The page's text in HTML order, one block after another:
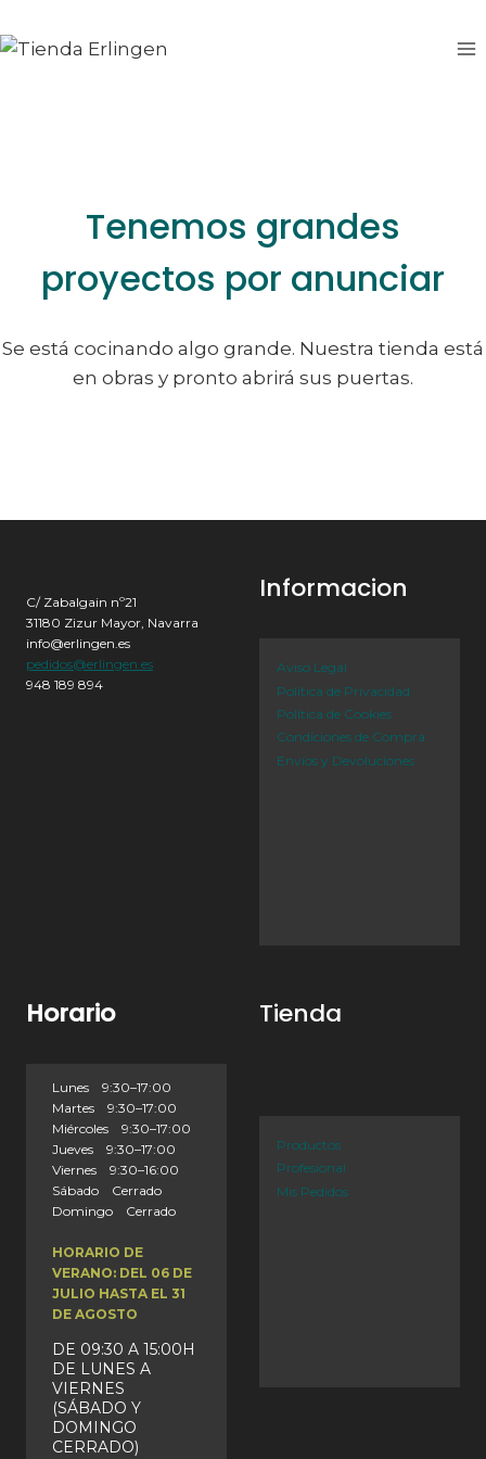
al
al
Tenemos grandes
proyectos por anunciar
Se está cocinando algo grande. Nuestra tienda está
en obras y pronto abrirá sus puertas.
C/ Zabalgain nº21
31180 Zizur Mayor, Navarra
info@erlingen.es
pedidos@erlingen.es
948 189 894
Informacion
Aviso Legal
Política de Privacidad
Política de Cookies
Condiciones de Compra
Envíos y Devoluciones
Horario
Lunes 9:30–17:00
Martes 9:30–17:00
Miércoles 9:30–17:00
Jueves 9:30–17:00
Viernes 9:30–16:00
Sábado Cerrado
Domingo Cerrado
HORARIO DE
VERANO: DEL 06 DE
JULIO HASTA EL 31
DE AGOSTO
DE 09:30 A 15:00H
DE LUNES A
VIERNES
(SÁBADO Y
DOMINGO
CERRADO)
Tienda
Productos
Profesional
Mis Pedidos